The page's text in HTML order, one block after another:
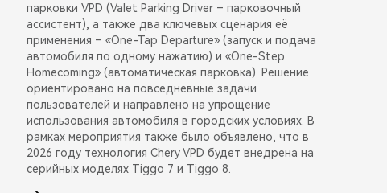
парковки VPD (Valet Parking Driver – парковочный
ассистент), а также два ключевых сценария её
применения – «One-Tap Departure» (запуск и подача
автомобиля по одному нажатию) и «One-Step
Homecoming» (автоматическая парковка). Решение
ориентировано на повседневные задачи
пользователей и направлено на упрощение
использования автомобиля в городских условиях. В
рамках мероприятия также было объявлено, что в
2026 году технология Chery VPD будет внедрена на
серийных моделях Tiggo 7 и Tiggo 8.